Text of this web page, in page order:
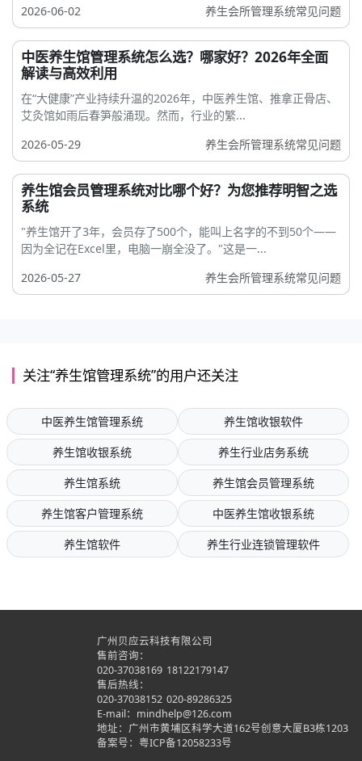
2026-06-02
养生会所管理系统常见问题
中医养生馆管理系统怎么选？哪家好？2026年全面
解读与高效利用
在“大健康”产业持续升温的2026年，中医养生馆、推拿正骨店、
艾灸馆如雨后春笋般涌现。然而，行业的繁...
2026-05-29
养生会所管理系统常见问题
养生馆会员管理系统对比哪个好？为您推荐明智之选
系统
"养生馆开了3年，会员存了500个，能叫上名字的不到50个——
因为全记在Excel里，电脑一崩全没了。"这是一...
2026-05-27
养生会所管理系统常见问题
关注“养生馆管理系统”的用户还关注
中医养生馆管理系统
养生馆收银软件
养生馆收银系统
养生行业店务系统
养生馆系统
养生馆会员管理系统
养生馆客户管理系统
中医养生馆收银系统
养生馆软件
养生行业连锁管理软件
广州贝应云科技有限公司
售前咨询：
020-37038169 18122179147
售后热线：
020-37038152 020-89286325
E-mail：mindhelp@126.com
地址：广州市黄埔区科学大道162号创意大厦B3栋1203
备案号： 粤ICP备12058233号